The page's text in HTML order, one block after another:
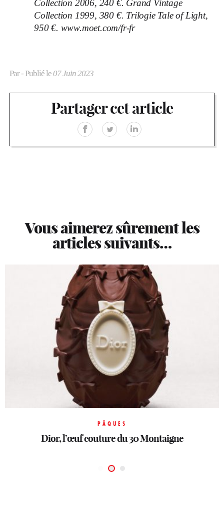
Collection 2006, 240 €. Grand Vintage
Collection 1999, 380 €. Trilogie Tale of Light,
950 €. www.moet.com/fr-fr
Par- Publié le07 Juin 2023
Partager cet article
Vous aimerez sûrement les
articles suivants…
PÂQUES
Dior, l’œuf couture du 30 Montaigne
PÂQUES
Le Burgundy Paris réinvente le rituel
HORLOGERIE
LVMH Watch Week: Le temps réinventé